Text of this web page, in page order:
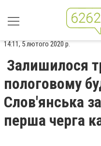
14:11, 5 лютого 2020 р.
Залишилося
пологовому
Слов'янська
перша черга